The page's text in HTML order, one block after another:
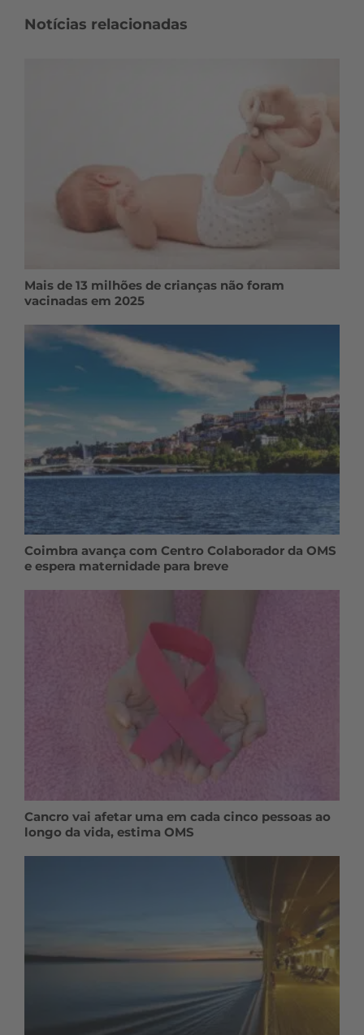
Notícias relacionadas
Mais de 13 milhões de crianças não foram
vacinadas em 2025
Coimbra avança com Centro Colaborador da OMS
e espera maternidade para breve
Cancro vai afetar uma em cada cinco pessoas ao
longo da vida, estima OMS